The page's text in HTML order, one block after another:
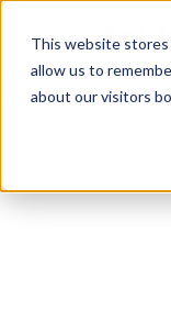
This website
allow us to
about our visitors